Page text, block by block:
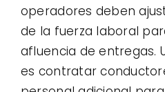
operadores deben
de la fuerza laboral
afluencia de entregas.
es contratar